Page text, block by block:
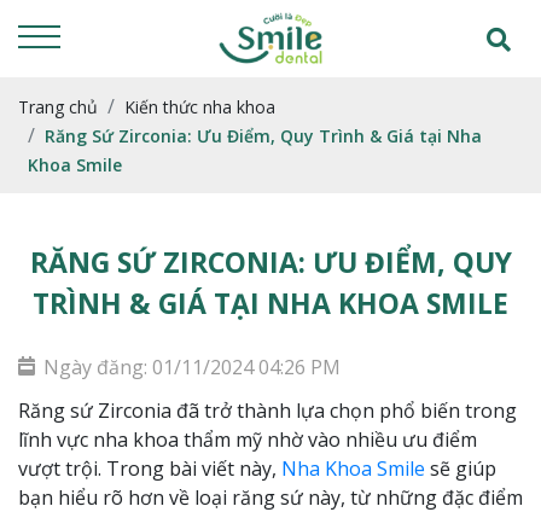
Trang chủ
Kiến thức nha khoa
Răng Sứ Zirconia: Ưu Điểm, Quy Trình & Giá tại Nha
Khoa Smile
RĂNG SỨ ZIRCONIA: ƯU ĐIỂM, QUY
TRÌNH & GIÁ TẠI NHA KHOA SMILE
Ngày đăng: 01/11/2024 04:26 PM
Răng sứ Zirconia đã trở thành lựa chọn phổ biến trong
lĩnh vực nha khoa thẩm mỹ nhờ vào nhiều ưu điểm
vượt trội. Trong bài viết này, Nha Khoa Smile sẽ giúp
bạn hiểu rõ hơn về loại răng sứ này, từ những đặc điểm